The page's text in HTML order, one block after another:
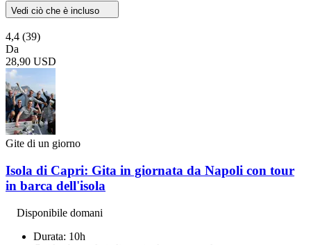
Vedi ciò che è incluso
4,4 (39)
Da
28,90 USD
Gite di un giorno
Isola di Capri: Gita in giornata da Napoli con tour
in barca dell'isola
Disponibile domani
Durata: 10h